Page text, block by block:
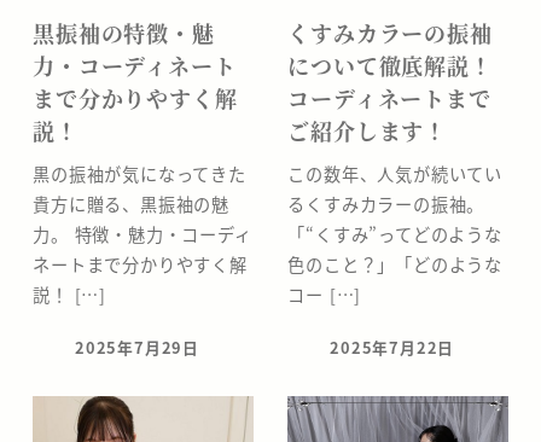
は
大
分
の
な
か
黒振袖の特徴・魅
力・コーディネート
まで分かりやすく解
説！
黒の振袖が気になってきた
貴方に贈る、黒振袖の魅
力。 特徴・魅力・コーディ
ネートまで分かりやすく解
説！ […]
投稿日
2025年7月29日
くすみカラーの振袖
について徹底解説！
コーディネートまで
ご紹介します！
この数年、人気が続いてい
るくすみカラーの振袖。
「“くすみ”ってどのような
色のこと？」「どのような
コー […]
投稿日
2025年7月22日